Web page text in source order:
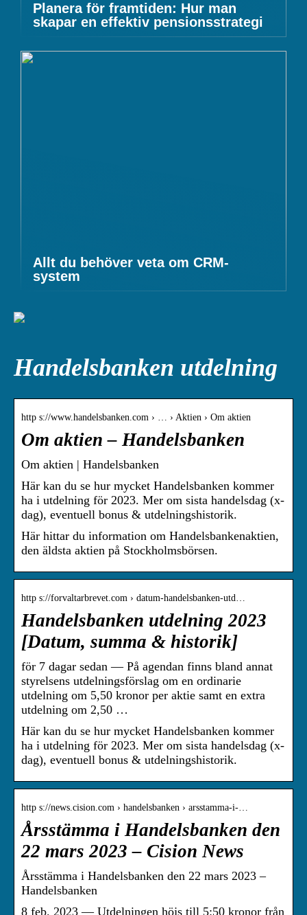
Planera för framtiden: Hur man
skapar en effektiv pensionsstrategi
Allt du behöver veta om CRM-
system
Handelsbanken utdelning
http s://www.handelsbanken.com › … › Aktien › Om aktien
Om aktien – Handelsbanken
Om aktien | Handelsbanken
Här kan du se hur mycket Handelsbanken kommer
ha i utdelning för 2023. Mer om sista handelsdag (x-
dag), eventuell bonus & utdelningshistorik.
Här hittar du information om Handelsbankenaktien,
den äldsta aktien på Stockholmsbörsen.
http s://forvaltarbrevet.com › datum-handelsbanken-utd…
Handelsbanken utdelning 2023
[Datum, summa & historik]
för 7 dagar sedan — På agendan finns bland annat
styrelsens utdelningsförslag om en ordinarie
utdelning om 5,50 kronor per aktie samt en extra
utdelning om 2,50 …
Här kan du se hur mycket Handelsbanken kommer
ha i utdelning för 2023. Mer om sista handelsdag (x-
dag), eventuell bonus & utdelningshistorik.
http s://news.cision.com › handelsbanken › arsstamma-i-…
Årsstämma i Handelsbanken den
22 mars 2023 – Cision News
Årsstämma i Handelsbanken den 22 mars 2023 –
Handelsbanken
8 feb. 2023 — Utdelningen höjs till 5:50 kronor från